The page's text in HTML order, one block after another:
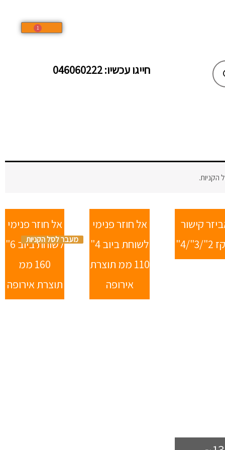
1
עגלת
קניות
חייגו עכשיו: 046060222
הקניות.
מעבר לסל הקניות
קישור
4"
אל חוזר פנימי
לשוחת ביוב 4"
110 ממ תוצרת
אירופה
אל חוזר פנימי
לשוחת ביוב 6"
160 ממ
תוצרת אירופה